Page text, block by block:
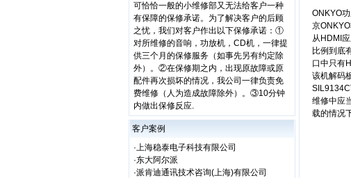
可恰恰一般的小维修部又无法给客户一种
有保障的保修承诺。为了解决客户的后顾
之忧，我们对客户作出以下保修承诺：①
对所维修的音响，功放机，CD机，一律提
供三个月的保修服务（如事先另有约定除
外）。②在保修期之内，出现原故障或原
配件再次损坏的情况，我公司一律负责免
费维修（人为造成故障除外）。③10分钟
内做出保修反应.
客户案例
·上海稳泰电子科技有限公司
·东大阿尔派
·派肯迪通讯技术咨询(上海)有限公司
ONKYO
京
从HDMI
比例到底
口中只有
该机解码
维修中应
载的情况